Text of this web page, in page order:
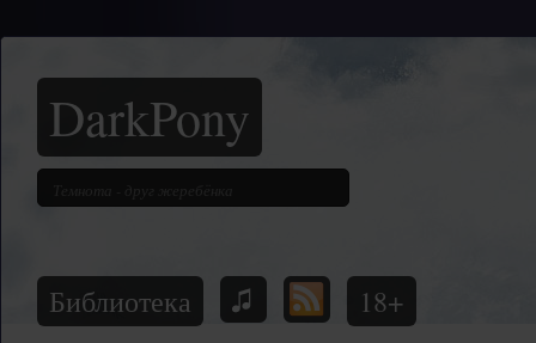
DarkPony
Библиотека 18+